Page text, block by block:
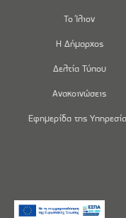
Το Ίλιον
Η Δήμαρχος
Δελτία Τύπου
Ανακοινώσεις
Εφημερίδα της